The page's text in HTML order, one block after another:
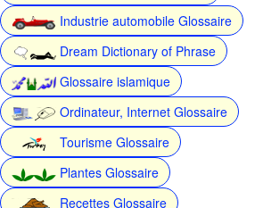
Industrie automobile Glossaire
Dream Dictionary of Phrase
Glossaire islamique
Ordinateur, Internet Glossaire
Tourisme Glossaire
Plantes Glossaire
Recettes Glossaire